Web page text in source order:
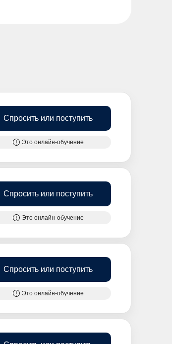
Спросить или поступить
Это онлайн-обучение
Спросить или поступить
Это онлайн-обучение
Спросить или поступить
Это онлайн-обучение